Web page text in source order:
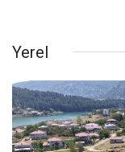
Yerel